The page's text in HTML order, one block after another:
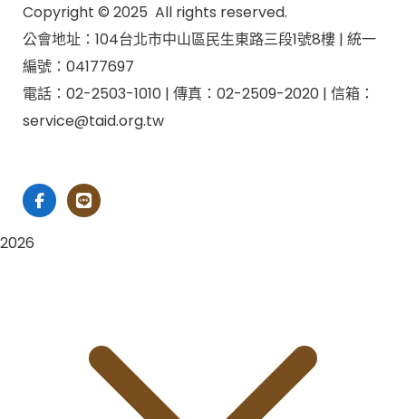
Copyright © 2025 All rights reserved.
公會地址：104台北市中山區民生東路三段1號8樓 | 統一
編號：04177697
電話：02-2503-1010 | 傳真：02-2509-2020 | 信箱：
service@taid.org.tw
2026